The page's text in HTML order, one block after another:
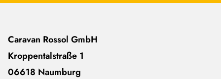
Caravan Rossol GmbH
Kroppentalstraße 1
06618 Naumburg